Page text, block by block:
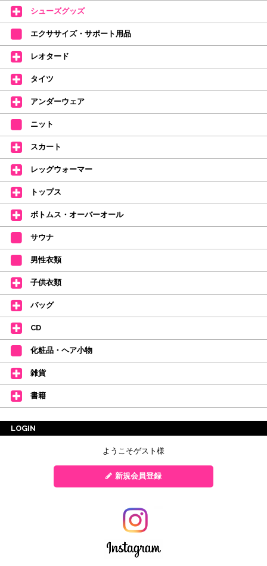
デラロミラノ2026コレクションの販売を開始しました☆
↑ご購入頂いたお客様に、デラロミラノのロゴ入りボールペンをプレゼント
中。
(お一人様1本限りになります)
価格改定のお知らせ
2026年4月1日よりシューズ全般、衣類など商品を値上げしました。
何卒ご理解いただけますようお願い申し上げます
【シューズのフィッティングについて】
全店、ご予約不要です(18:30まで)。タイツ・ソックス・トウパッドを
持参してください。
皆さまのダンスライフをサポートできるようなさまざまな商品をご紹介して
おります。
【新商品はこちらから】 ←ここをクリック♪
シューズグッズ
エクササイズ・サポート用品
レオタード
タイツ
アンダーウェア
ニット
スカート
レッグウォーマー
トップス
ボトムス・オーバーオール
サウナ
男性衣類
子供衣類
バッグ
CD
化粧品・ヘア小物
雑貨
書籍
LOGIN
ようこそゲスト様
新規会員登録